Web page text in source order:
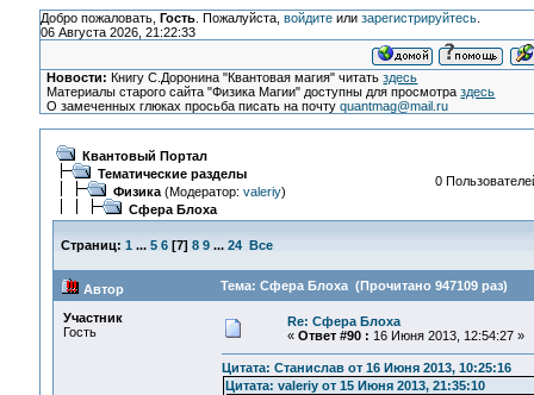
Добро пожаловать, Гость. Пожалуйста, войдитеили зарегистрируйтесь.
06 Августа 2026, 21:22:33
Новости: Книгу С.Доронина "Квантовая магия" читатьздесь
Материалы старого сайта "Физика Магии" доступны для просмотраздесь
О замеченных глюках просьба писать на почтуquantmag@mail.ru
Квантовый Портал
Тематические разделы
Физика(Модератор: valeriy)
Сфера Блоха
0
Страниц: 1 ... 5 6[7] 8 9 ... 24 Все
Автор Тема: Сфера Блоха (Прочитано 947109 раз)
Участник
Гость
Re: Сфера Блоха
« Ответ #90 : 16 Июня 2013, 12:54:27 »
Цитата: Станислав от 16 Июня 2013, 10:25:16
Цитата: valeriy от 15 Июня 2013, 21:35:10